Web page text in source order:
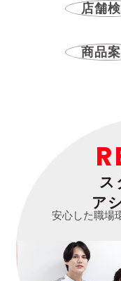
店舗
商品
ス
ア
安心した職場